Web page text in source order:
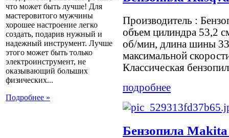
что может быть лучше! Для
мастеровитого мужчины
хорошее настроение легко
создать, подарив нужный и
надежный инструмент. Лучше
этого может быть только
электроинструмент, не
оказывающий больших
физических...
Подробнее »
Производитель :
объем цилиндра 53,2
об/мин, длина шины
максимальной
Классическая
подробнее
Бензопила Makita